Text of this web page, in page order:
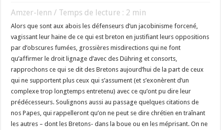
Amzer-lenn / Temps de lecture : 2 min
Alors que sont aux abois les défenseurs d’un jacobinisme forcené,
vagissant leur haine de ce qui est breton en justifiant leurs oppositions
par d’obscures fumées, grossières misdirections qui ne font
qu’affirmer le droit lignage d’avec des Dühring et consorts,
rapprochons ce qui se dit des Bretons aujourd’hui de la part de ceux
qui ne supportent plus ceux qui s’assument (et s’exonèrent d’un
complexe trop longtemps entretenu) avec ce qu’ont pu dire leur
prédécesseurs. Soulignons aussi au passage quelques citations de
nos Papes, qui rappelleront qu’on ne peut se dire chrétien en traînant
les autres – dont les Bretons- dans la boue ou en les méprisant. On ne